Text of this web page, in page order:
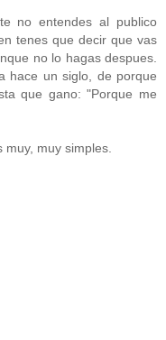
no entendes al publico
tenes que decir que vas
no lo hagas despues.
hace un siglo, de porque
que gano: "Porque me
muy simples.